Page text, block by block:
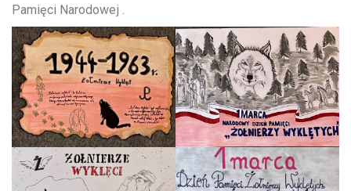
Pamięci Narodowej .